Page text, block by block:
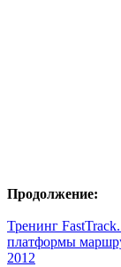
Продолжение:
Тренинг
платформы
2012